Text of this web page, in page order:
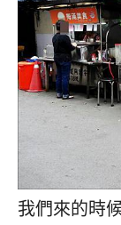
我們來的時